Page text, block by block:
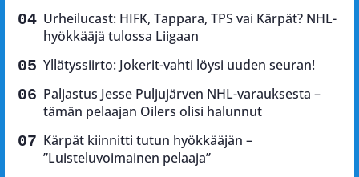
Urheilucast: HIFK, Tappara, TPS vai Kärpät? NHL-
hyökkääjä tulossa Liigaan
Yllätyssiirto: Jokerit-vahti löysi uuden seuran!
Paljastus Jesse Puljujärven NHL-varauksesta –
tämän pelaajan Oilers olisi halunnut
Kärpät kiinnitti tutun hyökkääjän –
”Luisteluvoimainen pelaaja”